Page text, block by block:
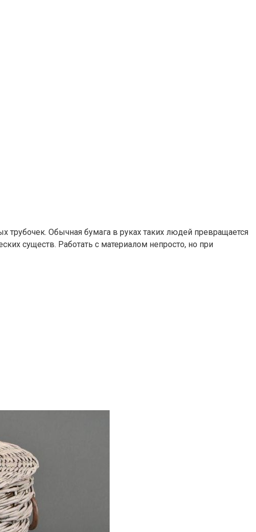
трубочек. Обычная бумага в руках таких людей превращается
существ. Работать с материалом непросто, но при